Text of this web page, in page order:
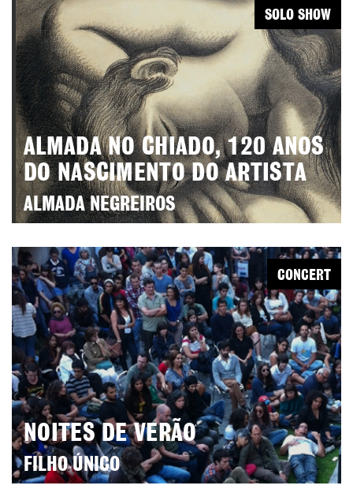
ALMADA NO CHIADO, 120 ANOS
DO NASCIMENTO DO ARTISTA
ALMADA NEGREIROS
SOLO SHOW
NOITES DE VERÃO
FILHO ÚNICO
CONCERT